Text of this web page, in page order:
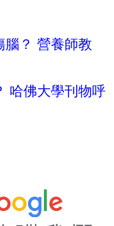
腦？ 營養師教
哈佛大學刊物呼